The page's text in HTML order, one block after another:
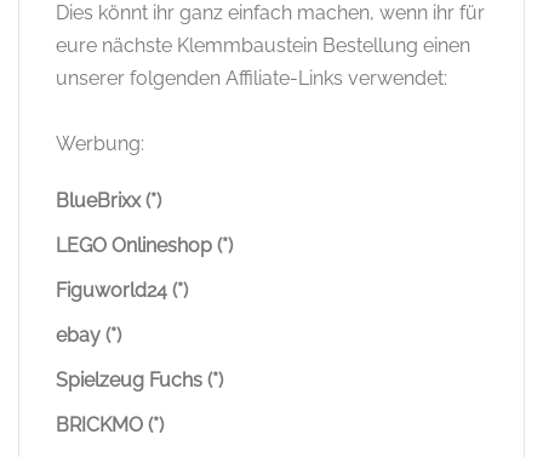
Dies könnt ihr ganz einfach machen, wenn ihr für
eure nächste Klemmbaustein Bestellung einen
unserer folgenden Affiliate-Links verwendet:
Werbung:
BlueBrixx (*)
LEGO Onlineshop (*)
Figuworld24 (*)
ebay (*)
Spielzeug Fuchs (*)
BRICKMO (*)